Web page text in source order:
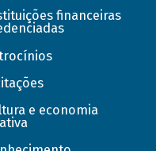
financeiras
e economia